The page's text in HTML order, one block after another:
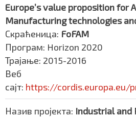
Europe’s value propositionfor
Manufacturing technologies
Скраћеница: FoFAM
Програм: Horizon 2020
Трајање: 2015-2016
Веб
сајт: https://cordis.europa.eu/
Назив пројекта: Industrial and